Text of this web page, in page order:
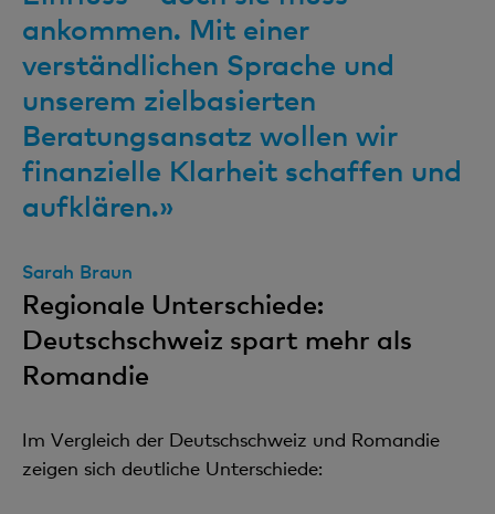
ankommen. Mit einer
verständlichen Sprache und
unserem zielbasierten
Beratungsansatz wollen wir
finanzielle Klarheit schaffen und
aufklären.»
Sarah Braun
Regionale Unterschiede:
Deutschschweiz spart mehr als
Romandie
Im Vergleich der Deutschschweiz und Romandie
zeigen sich deutliche Unterschiede: